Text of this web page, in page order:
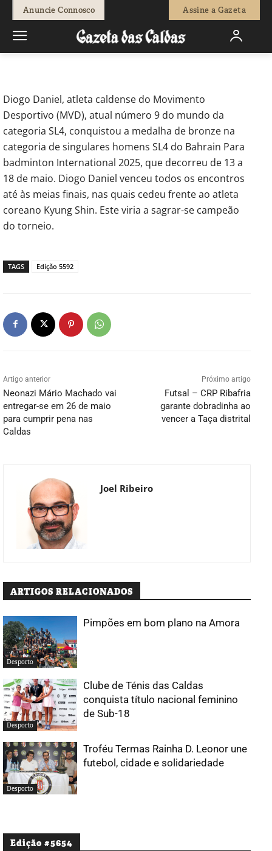
Anuncie Connosco Assine a Gazeta
Joel Ribeiro - 22 de Maio, 2025 0
Diogo Daniel, atleta caldense do Movimento
Desportivo (MVD), atual número 9 do mundo da
categoria SL4, conquistou a medalha de bronze na
categoria de singulares homens SL4 do Bahrain Para
badminton International 2025, que decorreu de 13 a
18 de maio. Diogo Daniel venceu todos os encontros
até às meias finais, nas quais cedeu frente ao atleta
coreano Kyung Shin. Este viria a sagrar-se campeão
do torneio.
TAGS Edição 5592
Artigo anterior
Neonazi Mário Machado vai
entregar-se em 26 de maio
para cumprir pena nas
Caldas
Próximo artigo
Futsal – CRP Ribafria
garante dobradinha ao
vencer a Taça distrital
Joel Ribeiro
ARTIGOS RELACIONADOS
Desporto
Pimpões em bom plano na Amora
Desporto
Clube de Ténis das Caldas
conquista título nacional feminino
de Sub-18
Desporto
Troféu Termas Rainha D. Leonor une
futebol, cidade e solidariedade
Edição #5654